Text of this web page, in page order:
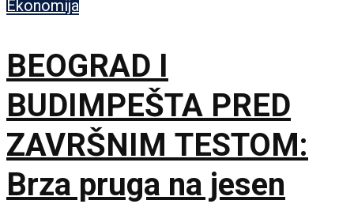
Ekonomija
BEOGRAD I
BUDIMPEŠTA PRED
ZAVRŠNIM TESTOM:
Brza pruga na jesen